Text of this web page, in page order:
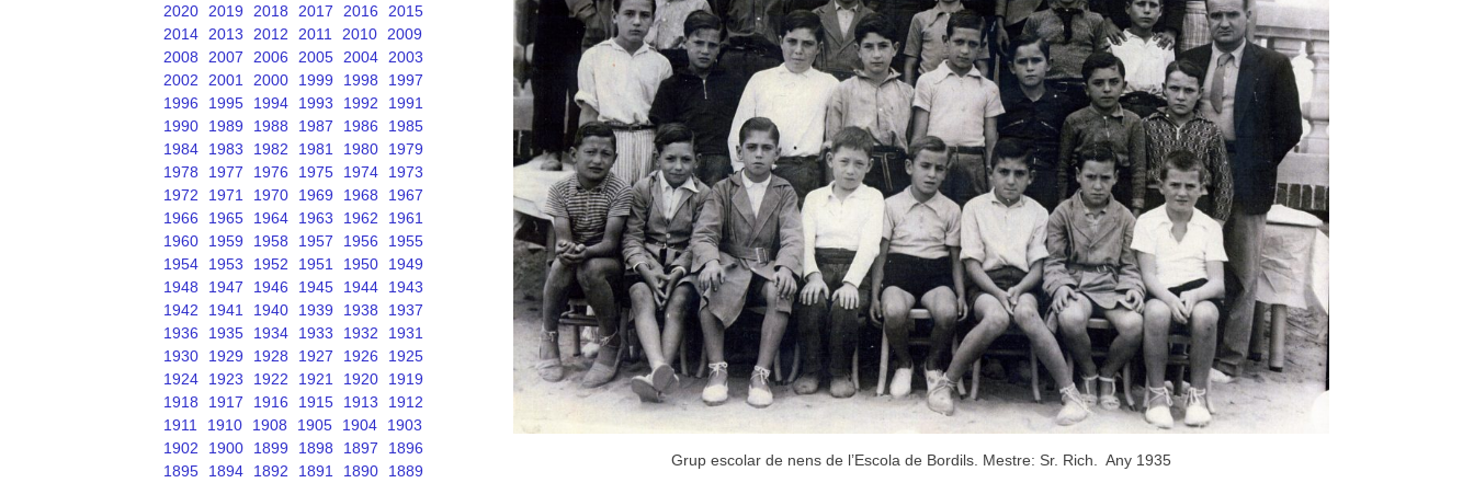
Grup escolar de nens de l’Escola de Bordils. Mestre: Sr. Rich. Any 1935
2020
2019 2018 2017 2016
2015
2014
2013 2012 2011 2010
2009
2008
2007 2006 2005 2004
2003
2002
2001 2000 1999 1998
1997
1996
1995 1994 1993 1992
1991
1990
1989 1988 1987 1986
1985
1984
1983 1982 1981 1980
1979
1978
1977 1976 1975 1974
1973
1972
1971 1970 1969 1968
1967
1966
1965 1964 1963 1962
1961
1960
1959 1958 1957 1956
1955
1954
1953 1952 1951 1950
1949
1948
1947 1946 1945 1944
1943
1942
1941 1940 1939 1938
1937
1936
1935 1934 1933 1932
1931
1930
1929 1928 1927 1926
1925
1924
1923 1922 1921 1920
1919
1918
1917 1916 1915 1913
1912
1911
1910 1908 1905 1904
1903
1902
1900 1899 1898 1897
1896
1895
1894 1892 1891 1890
1889